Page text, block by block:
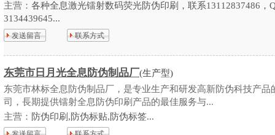
主营： 各种全息激光镭射数码荧光防伪印刷，联系13112837486，
3134439645...
发送留言 联系方式
东莞市日月光全息防伪制品厂(生产型)
东莞市林标全息防伪制品厂，是专业生产和研发高新防伪科技产品
司，長期提供镭射全息防伪印刷产品的最佳服务与...
主营： 防伪印刷,防伪标贴,防伪标签...